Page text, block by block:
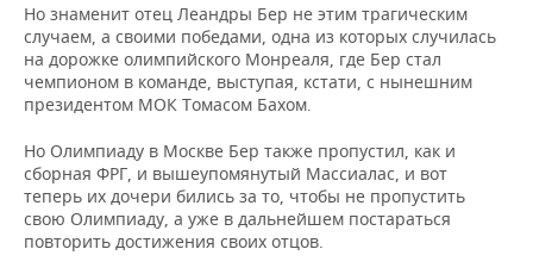
Но знаменит отец Леандры Бер не этим трагическим
случаем, а своими победами, одна из которых случилась
на дорожке олимпийского Монреаля, где Бер стал
чемпионом в команде, выступая, кстати, с нынешним
президентом МОК Томасом Бахом.
Но Олимпиаду в Москве Бер также пропустил, как и
сборная ФРГ, и вышеупомянутый Массиалас, и вот
теперь их дочери бились за то, чтобы не пропустить
свою Олимпиаду, а уже в дальнейшем постараться
повторить достижения своих отцов.